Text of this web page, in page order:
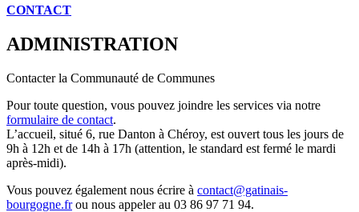
CONTACT
ADMINISTRATION
Contacter la Communauté de Communes
Pour toute question, vous pouvez joindre les services via notre
formulaire de contact.
L’accueil, situé 6, rue Danton à Chéroy, est ouvert tous les jours de
9h à 12h et de 14h à 17h (attention, le standard est fermé le mardi
après-midi).
Vous pouvez également nous écrire à contact@gatinais-
bourgogne.frou nous appeler au 03 86 97 71 94.